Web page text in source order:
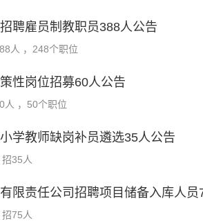
聘雇员制教职员388人公告
人 ，248个职位
性岗位招募60人公告
人 ，50个职位
学教师缺岗补员遴选35人公告
招35人
招75人